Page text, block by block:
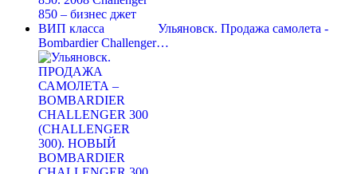
Ульяновск. Продажа самолета -
Bombardier Challenger…